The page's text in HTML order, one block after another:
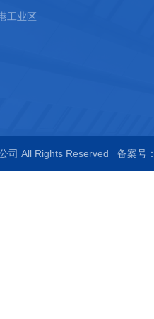
工业区
司 All Rights Reserved 备案号